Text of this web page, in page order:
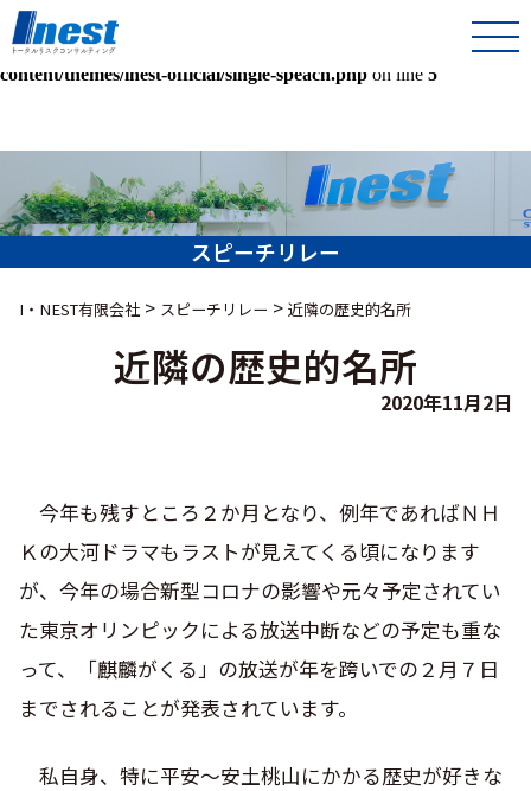
Warning: Undefined array key 0 in
/home/kir013221/public_html/inest-co-jp/wps/wp-
content/themes/inest-official/single-speach.php on line 5
スピーチリレー
I・NEST有限会社 > スピーチリレー > 近隣の歴史的名所
近隣の歴史的名所
2020年11月2日
今年も残すところ２か月となり、例年であればＮＨ
Ｋの大河ドラマもラストが見えてくる頃になります
が、今年の場合新型コロナの影響や元々予定されてい
た東京オリンピックによる放送中断などの予定も重な
って、「麒麟がくる」の放送が年を跨いでの２月７日
までされることが発表されています。
私自身、特に平安～安土桃山にかかる歴史が好きな